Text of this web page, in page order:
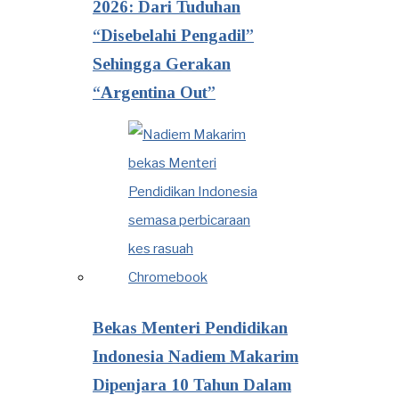
2026: Dari Tuduhan
“Disebelahi Pengadil”
Sehingga Gerakan
“Argentina Out”
Bekas Menteri Pendidikan
Indonesia Nadiem Makarim
Dipenjara 10 Tahun Dalam